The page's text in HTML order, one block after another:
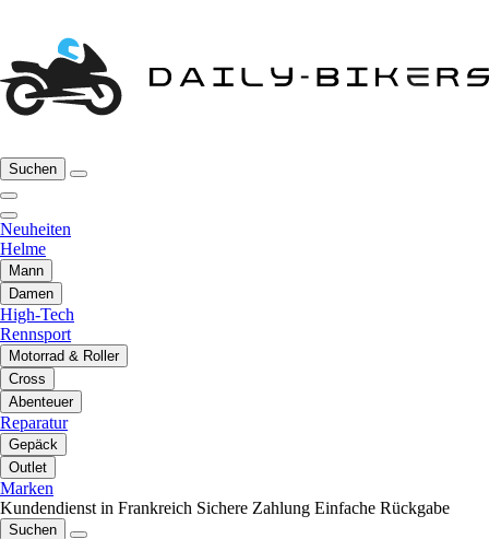
Suchen
Neuheiten
Helme
Mann
Damen
High-Tech
Rennsport
Motorrad & Roller
Cross
Abenteuer
Reparatur
Gepäck
Outlet
Marken
Kundendienst in Frankreich Sichere Zahlung Einfache Rückgabe
Suchen